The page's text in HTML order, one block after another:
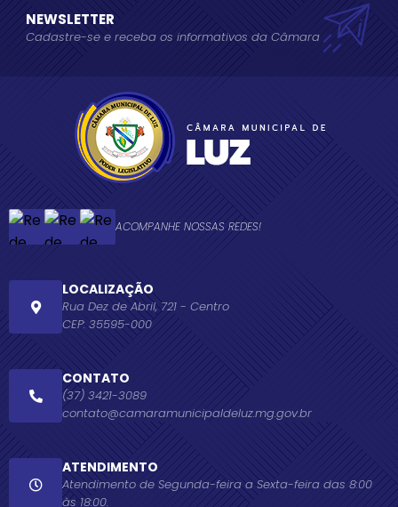
ACOMPANHE NOSSAS REDES!
LOCALIZAÇÃO
Rua Dez de Abril, 721 - Centro
CEP: 35595-000
CONTATO
(37) 3421-3089
contato@camaramunicipaldeluz.mg.gov.br
ATENDIMENTO
Atendimento de Segunda-feira a Sexta-feira das 8:00
às 18:00.
NEWSLETTER
Cadastre-se e receba os informativos da Câmara